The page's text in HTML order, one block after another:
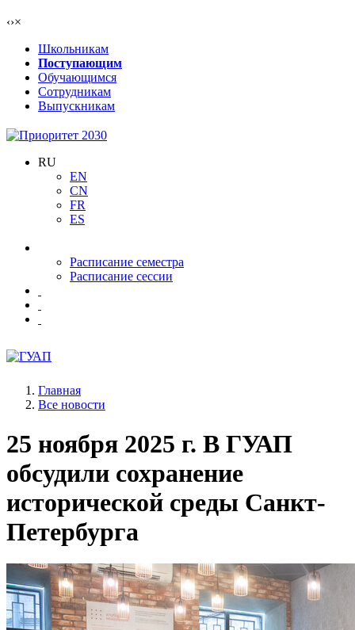
‹›×
Школьникам
Поступающим
Обучающимся
Сотрудникам
Выпускникам
RU
EN
CN
FR
ES
Расписание семестра
Расписание сессии
Главная
Все новости
25 ноября 2025 г. В ГУАП
обсудили сохранение
исторической среды Санкт-
Петербурга